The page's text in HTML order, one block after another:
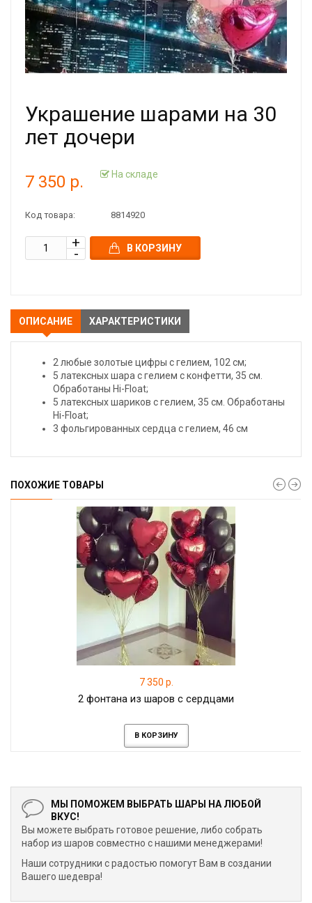
Украшение шарами на 30
лет дочери
7 350 р. На складе
Код товара: 8814920
В КОРЗИНУ
ОПИСАНИЕ ХАРАКТЕРИСТИКИ
2 любые золотые цифры с гелием, 102 см;
5 латексных шара с гелием с конфетти, 35 см.
Обработаны Hi-Float;
5 латексных шариков с гелием, 35 см. Обработаны
Hi-Float;
3 фольгированных сердца с гелием, 46 см
ПОХОЖИЕ ТОВАРЫ
7 350 р.
2 фонтана из шаров с сердцами
В КОРЗИНУ
МЫ ПОМОЖЕМ ВЫБРАТЬ ШАРЫ НА ЛЮБОЙ
ВКУС!
Вы можете выбрать готовое решение, либо собрать
набор из шаров совместно с нашими менеджерами!
Наши сотрудники с радостью помогут Вам в создании
Вашего шедевра!